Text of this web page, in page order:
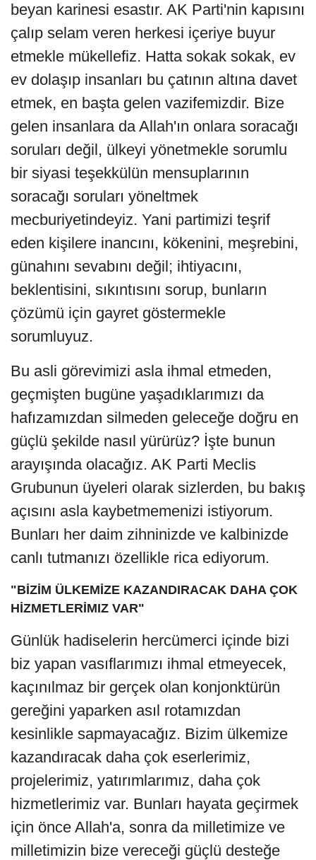
beyan karinesi esastır. AK Parti'nin kapısını
çalıp selam veren herkesi içeriye buyur
etmekle mükellefiz. Hatta sokak sokak, ev
ev dolaşıp insanları bu çatının altına davet
etmek, en başta gelen vazifemizdir. Bize
gelen insanlara da Allah'ın onlara soracağı
soruları değil, ülkeyi yönetmekle sorumlu
bir siyasi teşekkülün mensuplarının
soracağı soruları yöneltmek
mecburiyetindeyiz. Yani partimizi teşrif
eden kişilere inancını, kökenini, meşrebini,
günahını sevabını değil; ihtiyacını,
beklentisini, sıkıntısını sorup, bunların
çözümü için gayret göstermekle
sorumluyuz.
Bu asli görevimizi asla ihmal etmeden,
geçmişten bugüne yaşadıklarımızı da
hafızamızdan silmeden geleceğe doğru en
güçlü şekilde nasıl yürürüz? İşte bunun
arayışında olacağız. AK Parti Meclis
Grubunun üyeleri olarak sizlerden, bu bakış
açısını asla kaybetmemenizi istiyorum.
Bunları her daim zihninizde ve kalbinizde
canlı tutmanızı özellikle rica ediyorum.
"BİZİM ÜLKEMİZE KAZANDIRACAK DAHA ÇOK
HİZMETLERİMIZ VAR"
Günlük hadiselerin hercümerci içinde bizi
biz yapan vasıflarımızı ihmal etmeyecek,
kaçınılmaz bir gerçek olan konjonktürün
gereğini yaparken asıl rotamızdan
kesinlikle sapmayacağız. Bizim ülkemize
kazandıracak daha çok eserlerimiz,
projelerimiz, yatırımlarımız, daha çok
hizmetlerimiz var. Bunları hayata geçirmek
için önce Allah'a, sonra da milletimize ve
milletimizin bize vereceği güçlü desteğe